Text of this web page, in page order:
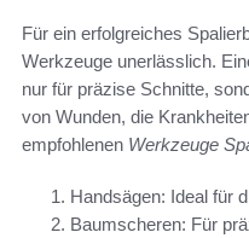
Für ein erfolgreiches
Werkzeuge unerlässlich.
nur für präzise Schnitte,
von Wunden, die
empfohlenen Werkzeuge
Handsägen: Ideal für
Baumscheren: Für